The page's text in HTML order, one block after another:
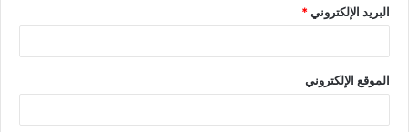
البريد الإلكتروني*
الموقع الإلكتروني